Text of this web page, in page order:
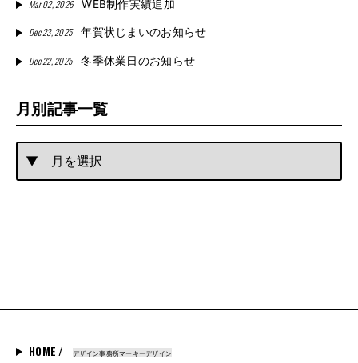
Mar 02, 2026 WEB制作実績追加
Dec 23, 2025 年賀状じまいのお知らせ
Dec 22, 2025 冬季休業日のお知らせ
月別記事一覧
HOME / デザイン事務所マーキーデザイン